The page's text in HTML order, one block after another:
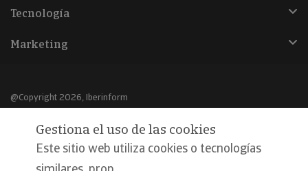
Tecnología
Marketing
@Copyright 2026, Iberinform
Aviso legal
Política de cookies
Gestiona el uso de las cookies
Este sitio web utiliza cookies o tecnologías